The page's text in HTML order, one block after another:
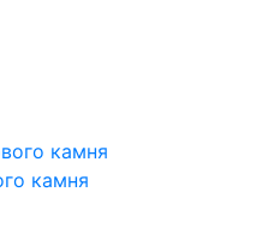
камня